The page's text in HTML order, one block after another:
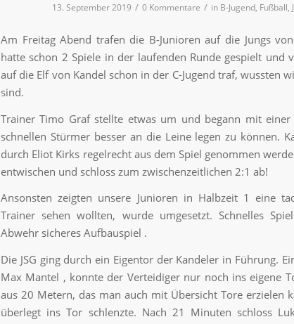
13. September 2019 / 0 Kommentare / in B-Jugend, Fußball,
Am Freitag Abend trafen die B-Junioren auf die Jungs
hatte schon 2 Spiele in der laufenden Runde gespielt und
auf die Elf von Kandel schon in der C-Jugend traf, wussten
sind.
Trainer Timo Graf stellte etwas um und begann mit
schnellen Stürmer besser an die Leine legen zu können.
durch Eliot Kirks regelrecht aus dem Spiel genommen
entwischen und schloss zum zwischenzeitlichen 2:1 ab!
Ansonsten zeigten unsere Junioren in Halbzeit 1 eine
Trainer sehen wollten, wurde umgesetzt. Schnelles
Abwehr sicheres Aufbauspiel .
Die JSG ging durch ein Eigentor der Kandeler in Führung.
Max Mantel , konnte der Verteidiger nur noch ins eigene
aus 20 Metern, das man auch mit Übersicht Tore erzielen
überlegt ins Tor schlenzte. Nach 21 Minuten schloss